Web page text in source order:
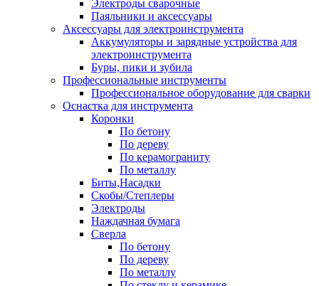
Электроды сварочные
Паяльники и аксессуары
Аксессуары для электроинструмента
Аккумуляторы и зарядные устройства для
электроинструмента
Буры, пики и зубила
Профессиональные инструменты
Профессиональное оборудование для сварки
Оснастка для инструмента
Коронки
По бетону
По дереву
По керамограниту
По металлу
Биты,Насадки
Скобы/Степлеры
Электроды
Наждачная бумага
Сверла
По бетону
По дереву
По металлу